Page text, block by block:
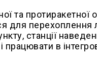
та протиракетної
для перехоплення
станції
в